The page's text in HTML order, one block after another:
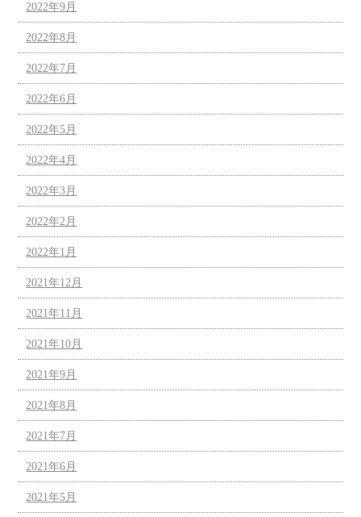
2022年9月
2022年8月
2022年7月
2022年6月
2022年5月
2022年4月
2022年3月
2022年2月
2022年1月
2021年12月
2021年11月
2021年10月
2021年9月
2021年8月
2021年7月
2021年6月
2021年5月